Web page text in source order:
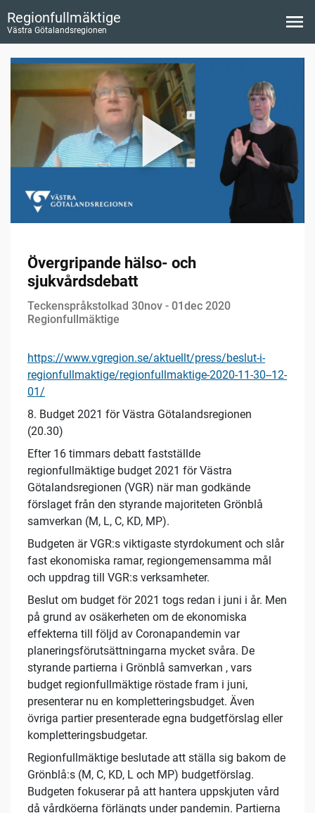
Regionfullmäktige
Västra Götalandsregionen
Övergripande hälso- och
sjukvårdsdebatt
Teckenspråkstolkad 30nov - 01dec 2020
Regionfullmäktige
https://www.vgregion.se/aktuellt/press/beslut-i-
regionfullmaktige/regionfullmaktige-2020-11-30--12-
01/
8. Budget 2021 för Västra Götalandsregionen
(20.30)
Efter 16 timmars debatt fastställde
regionfullmäktige budget 2021 för Västra
Götalandsregionen (VGR) när man godkände
förslaget från den styrande majoriteten Grönblå
samverkan (M, L, C, KD, MP).
Budgeten är VGR:s viktigaste styrdokument och slår
fast ekonomiska ramar, regiongemensamma mål
och uppdrag till VGR:s verksamheter.
Beslut om budget för 2021 togs redan i juni i år. Men
på grund av osäkerheten om de ekonomiska
effekterna till följd av Coronapandemin var
planeringsförutsättningarna mycket svåra. De
styrande partierna i Grönblå samverkan , vars
budget regionfullmäktige röstade fram i juni,
presenterar nu en kompletteringsbudget. Även
övriga partier presenterade egna budgetförslag eller
kompletteringsbudgetar.
Regionfullmäktige beslutade att ställa sig bakom de
Grönblå:s (M, C, KD, L och MP) budgetförslag.
Budgeten fokuserar på att hantera uppskjuten vård
då vårdköerna förlängts under pandemin. Partierna